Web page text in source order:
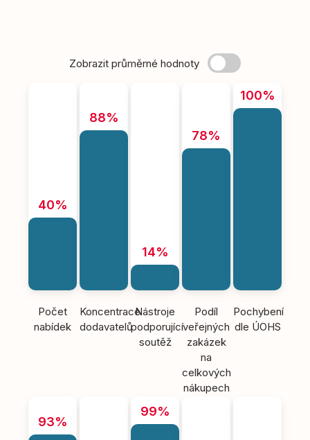
Zobrazit průměrné hodnoty
40%
Počet
nabídek
88%
Koncentrace
dodavatelů
14%
Nástroje
podporující
soutěž
78%
Podíl
veřejných
zakázek
na
celkových
nákupech
100%
Pochybení
dle ÚOHS
93%
99%